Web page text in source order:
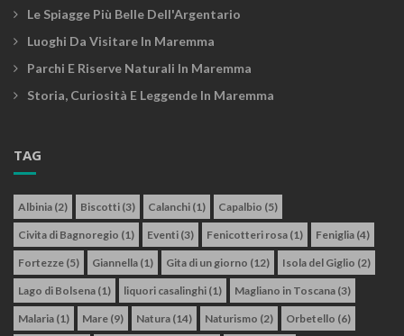
Le Spiagge Più Belle Dell'Argentario
Luoghi Da Visitare In Maremma
Parchi E Riserve Naturali In Maremma
Storia, Curiosità E Leggende In Maremma
TAG
Albinia (2) Biscotti (3) Calanchi (1) Capalbio (5)
Civita di Bagnoregio (1) Eventi (3) Fenicotteri rosa (1) Feniglia (4)
Fortezze (5) Giannella (1) Gita di un giorno (12) Isola del Giglio (2)
Lago di Bolsena (1) liquori casalinghi (1) Magliano in Toscana (3)
Malaria (1) Mare (9) Natura (14) Naturismo (2) Orbetello (6)